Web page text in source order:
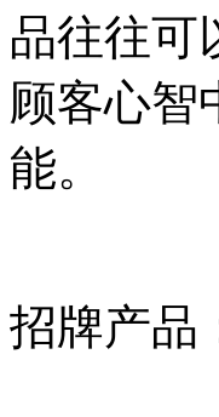
品往往可
顾客心智
能。
招牌产品